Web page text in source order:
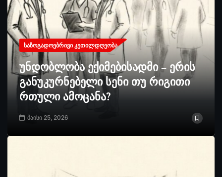
ᲡᲐᲖᲝᲒᲐᲓᲝᲔᲑᲠᲘᲕᲘ ᲙᲔᲗᲘᲚᲓᲦᲔᲝᲑᲐ
უნდობლობა ექიმებისადმი – ერის
განუკურნებელი სენი თუ რიგითი
რთული ამოცანა?
მაისი 25, 2026